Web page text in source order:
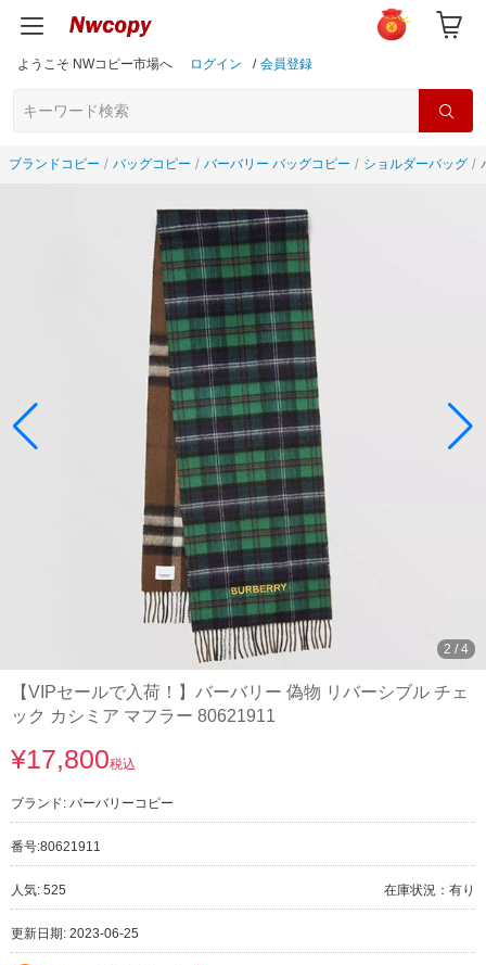
ようこそ NWコピー市場へ ログイン / 会員登録
ブランドコピー バッグコピー バーバリー バッグコピー ショルダーバッグ
2 /4
【VIPセールで入荷！】バーバリー 偽物 リバーシブル チェ
ック カシミア マフラー 80621911
¥17,800税込
ブランド: バーバリーコピー
番号:80621911
人気: 525 在庫状況：有り
更新日期: 2023-06-25